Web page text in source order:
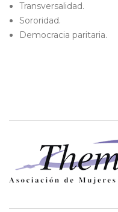
Transversalidad.
Sororidad.
Democracia paritaria.